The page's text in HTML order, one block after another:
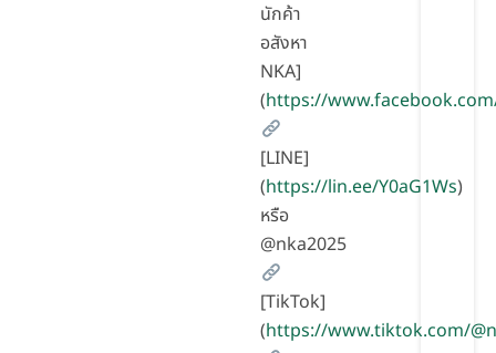
นักค้า
อสังหา
NKA]
(https://
[LINE]
(https://lin.ee/Y0aG1Ws)
หรือ
@nka2025
[TikTok]
(https://www.tiktok.com/